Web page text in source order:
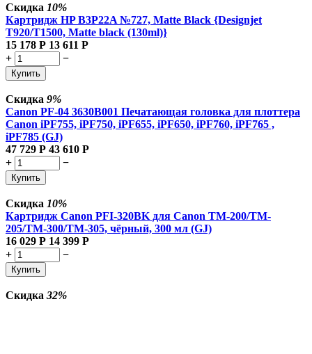
Скидка 10%
Картридж HP B3P22A №727, Matte Black {Designjet
T920/T1500, Matte black (130ml)}
15 178 Р 13 611 Р
+
−
Купить
Скидка 9%
Canon PF-04 3630B001 Печатающая головка для плоттера
Canon iPF755, iPF750, iPF655, iPF650, iPF760, iPF765 ,
iPF785 (GJ)
47 729 Р 43 610 Р
+
−
Купить
Скидка 10%
Картридж Canon PFI-320BK для Canon TM-200/TM-
205/TM-300/TM-305, чёрный, 300 мл (GJ)
16 029 Р 14 399 Р
+
−
Купить
Скидка 32%